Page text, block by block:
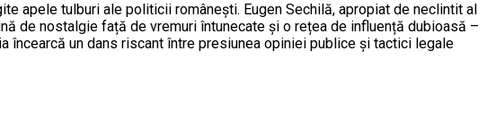
apele tulburi ale politicii românești. Eugen Sechilă, apropiat de neclintit al
de nostalgie față de vremuri întunecate și o rețea de influență dubioasă –
un dans riscant între presiunea opiniei publice și tactici legale